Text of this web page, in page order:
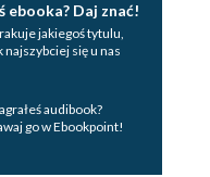
ebooka? Daj znać!
jakiegoś tytulu,
najszybciej się u nas
audibook?
go w Ebookpoint!